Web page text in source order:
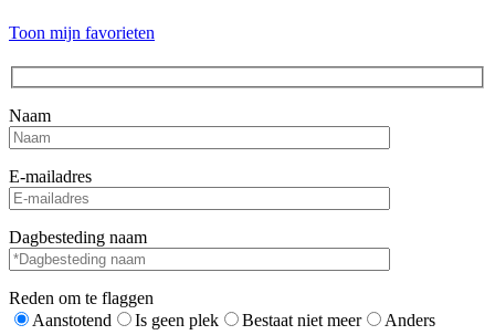
Toon mijn favorieten
Naam
E-mailadres
Dagbesteding naam
Reden om te flaggen
Aanstotend
Is geen plek Bestaat niet meer
Anders